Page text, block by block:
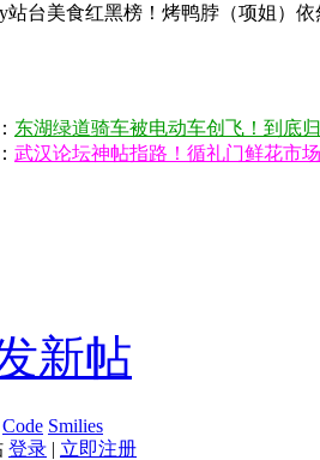
站台美食红黑榜！烤鸭脖（项姐）
东湖绿道骑车被电动车创飞！到底
武汉论坛神帖指路！循礼门鲜花市
新帖
Code Smilies
登录 | 立即注册